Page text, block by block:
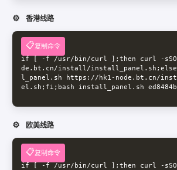
香港线路
复制命令
if [ -f /usr/bin/curl ];then curl -sSO
de.bt.cn/install/
l_panel.sh https://hk1-node.bt.cn/
el.sh;fi;bash install_panel.sh
欧美线路
复制命令
if [ -f /usr/bin/curl ];then curl -